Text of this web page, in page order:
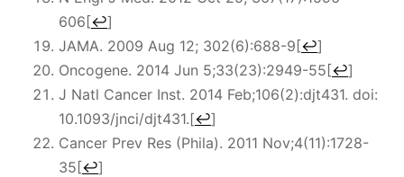
606[↩]
JAMA. 2009 Aug 12; 302(6):688-9[↩]
Oncogene. 2014 Jun 5;33(23):2949-55[↩]
J Natl Cancer Inst. 2014 Feb;106(2):djt431. doi:
10.1093/jnci/djt431.[↩]
Cancer Prev Res (Phila). 2011 Nov;4(11):1728-
35[↩]